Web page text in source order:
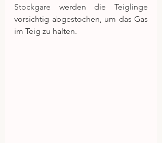
Stockgare werden die Teiglinge
vorsichtig abgestochen, um das Gas
im Teig zu halten.